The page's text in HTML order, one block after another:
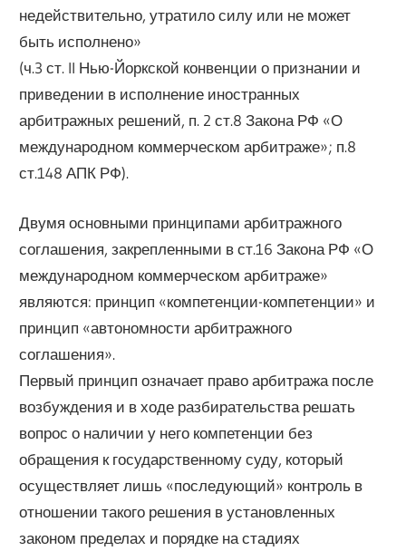
недействительно, утратило силу или не может
быть исполнено»
(ч.3 ст. II Нью-Йоркской конвенции о признании и
приведении в исполнение иностранных
арбитражных решений, п. 2 ст.8 Закона РФ «О
международном коммерческом арбитраже»; п.8
ст.148 АПК РФ).
Двумя основными принципами арбитражного
соглашения, закрепленными в ст.16 Закона РФ «О
международном коммерческом арбитраже»
являются: принцип «компетенции-компетенции» и
принцип «автономности арбитражного
соглашения».
Первый принцип означает право арбитража после
возбуждения и в ходе разбирательства решать
вопрос о наличии у него компетенции без
обращения к государственному суду, который
осуществляет лишь «последующий» контроль в
отношении такого решения в установленных
законом пределах и порядке на стадиях